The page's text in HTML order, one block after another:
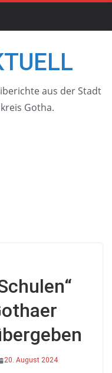
aus der Stadt
Gotha.
20. August 2024